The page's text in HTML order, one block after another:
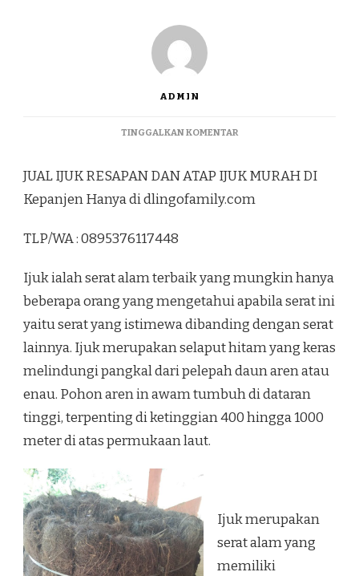
ADMIN
TINGGALKAN KOMENTARPADA
RESAPAN
JUAL IJUK RESAPAN DAN ATAP IJUK MURAH DI
Kepanjen Hanya di dlingofamily.com
TLP/WA : 0895376117448
Ijuk ialah serat alam terbaik yang mungkin hanya
beberapa orang yang mengetahui apabila serat ini
yaitu serat yang istimewa dibanding dengan serat
lainnya. Ijuk merupakan selaput hitam yang keras
melindungi pangkal dari pelepah daun aren atau
enau. Pohon aren in awam tumbuh di dataran
tinggi, terpenting di ketinggian 400 hingga 1000
meter di atas permukaan laut.
Ijuk merupakan
serat alam yang
memiliki